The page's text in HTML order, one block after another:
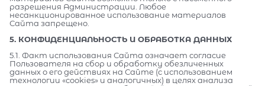
разрешения Администрации. Любое
несанкционированное использование материалов
Сайта запрещено.
5. КОНФИДЕНЦИАЛЬНОСТЬ И ОБРАБОТКА ДАННЫХ
5.1. Факт использования Сайта означает согласие
Пользователя на сбор и обработку обезличенных
данных о его действиях на Сайте (с использованием
технологии «cookies» и аналогичных) в целях анализа